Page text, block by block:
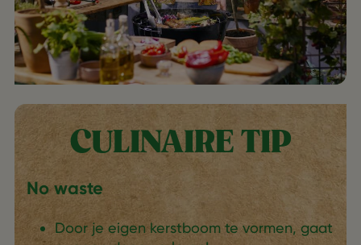
CULINAIRE TIP
No waste
Door je eigen kerstboom te vormen, gaat